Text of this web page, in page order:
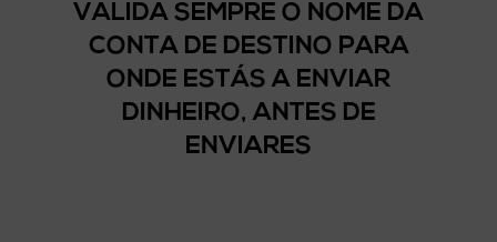
VALIDA SEMPRE O NOME DA
CONTA DE DESTINO PARA
ONDE ESTÁS A ENVIAR
DINHEIRO, ANTES DE
ENVIARES